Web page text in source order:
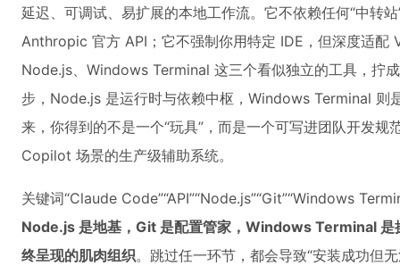
延迟、可调试、易扩展的本地工作流。它不依赖任何“中转
Anthropic 官方 API；它不强制你用特定 IDE，但深度适配
Node.js、Windows Terminal 这三个看似独立的工具，
步，Node.js 是运行时与依赖中枢，Windows Terminal 则
来，你得到的不是一个“玩具”，而是一个可写进团队开发
Copilot 场景的生产级辅助系统。
关键词“Claude Code”“API”“Node.js”“Git”“Windows
Node.js 是地基，Git 是配置管家，Windows Terminal 是
终呈现的肌肉组织。跳过任一环节，都会导致“安装成功但